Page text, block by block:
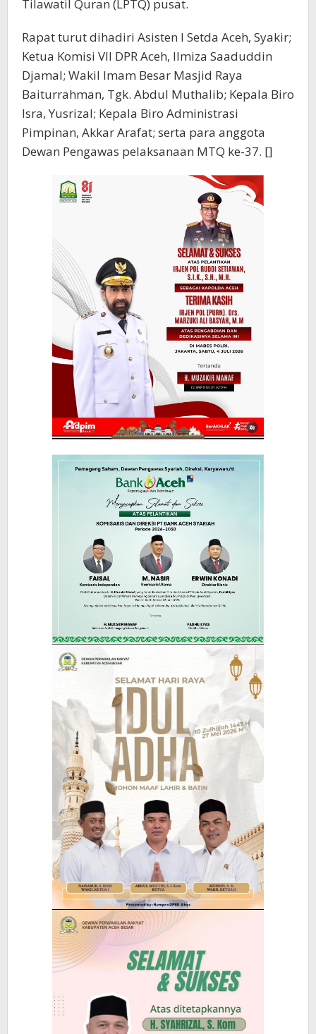
Tilawatil Quran (LPTQ) pusat.
Rapat turut dihadiri Asisten I Setda Aceh, Syakir;
Ketua Komisi VII DPR Aceh, Ilmiza Saaduddin
Djamal; Wakil Imam Besar Masjid Raya
Baiturrahman, Tgk. Abdul Muthalib; Kepala Biro
Isra, Yusrizal; Kepala Biro Administrasi
Pimpinan, Akkar Arafat; serta para anggota
Dewan Pengawas pelaksanaan MTQ ke-37. []